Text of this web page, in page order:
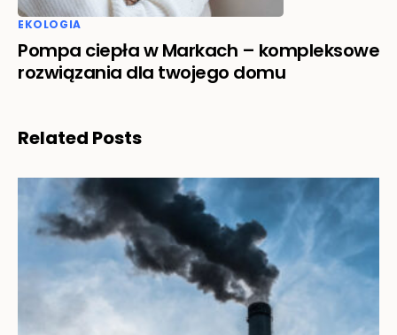
EKOLOGIA
Pompa ciepła w Markach – kompleksowe
rozwiązania dla twojego domu
Related Posts